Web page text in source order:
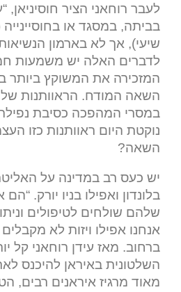
לעבר רוחאני הציר
בביתה, במסגד או
שיעי), אך לא בארמון
לדברים האלה יש משמעות
המזכירה את המשוקץ ביותר
השאה המודח. הראוותנות
במסרי המהפכה כסיבת
נוקטת היום ראוותנות כזו
השאה?
יש כעס רב במדינה על
בלונדון ואפילו בניו יורק.
שלהם שולחים לטיפולים
אנחנו אפילו ויזות לא
ברחוב. מאז עידן רוחאני קל
השלטונית באיראן להיכנס
מאוד מרגיז איראנים רבים,